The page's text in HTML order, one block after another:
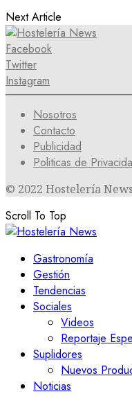
Next Article
Facebook
Twitter
Instagram
Nosotros
Contacto
Publicidad
Politicas de
© 2022 Hostelería
Scroll To Top
Gastronomía
Gestión
Tendencias
Sociales
Videos
Reportaje
Suplidores
Nuevos
Noticias